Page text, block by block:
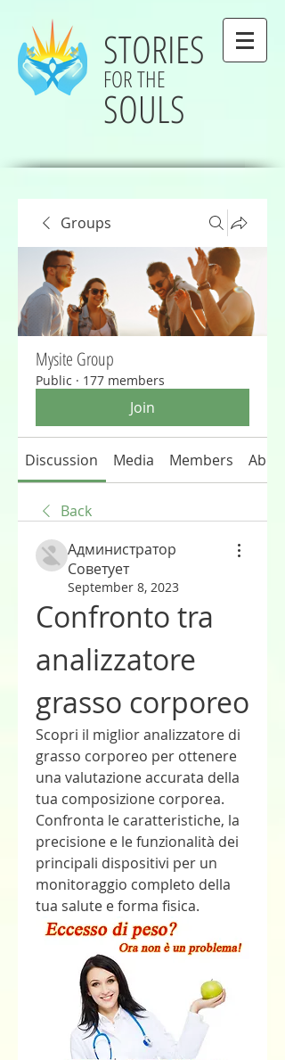
STORIES
FOR THE
SOULS
Groups
Mysite Group
Public · 177 members
Join
Discussion Media Members About
Back
Администратор
Советует
September 8, 2023
Confronto tra
analizzatore
grasso corporeo
Scopri il miglior analizzatore di
grasso corporeo per ottenere
una valutazione accurata della
tua composizione corporea.
Confronta le caratteristiche, la
precisione e le funzionalità dei
principali dispositivi per un
monitoraggio completo della
tua salute e forma fisica.